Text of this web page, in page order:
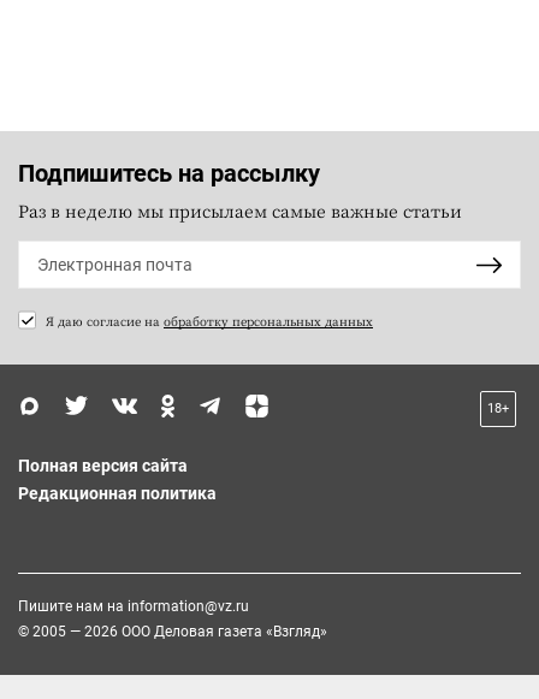
Подпишитесь на рассылку
Раз в неделю мы присылаем самые важные статьи
Я даю согласие на обработку персональных данных
18+
Полная версия сайта
Редакционная политика
Пишите нам на information@vz.ru
© 2005 — 2026 ООО Деловая газета «Взгляд»